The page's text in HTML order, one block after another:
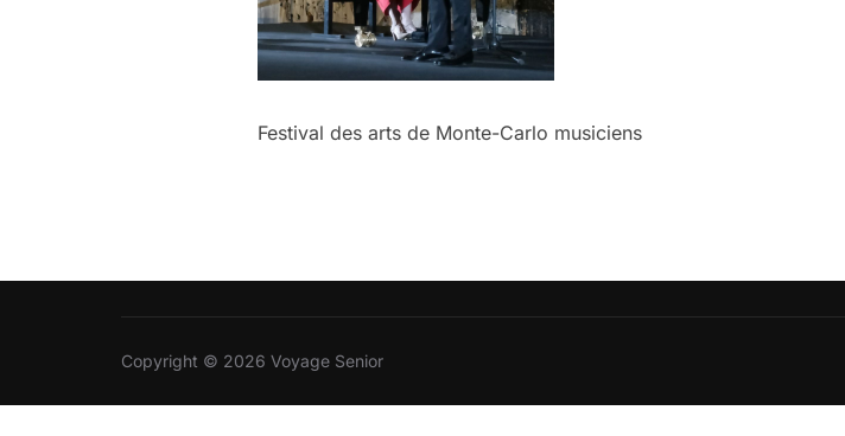
Festival des arts de Monte-Carlo musiciens
Copyright © 2026 Voyage Senior